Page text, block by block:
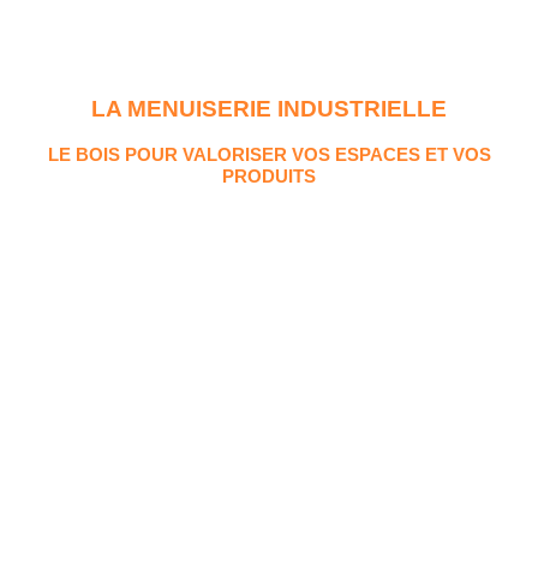
LA MENUISERIE INDUSTRIELLE
LE BOIS POUR VALORISER VOS ESPACES ET VOS
PRODUITS